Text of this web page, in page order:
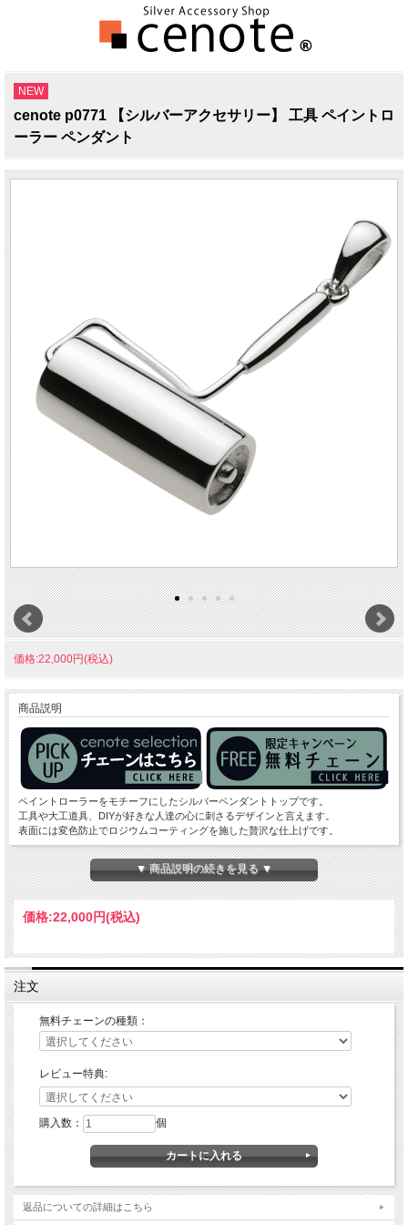
NEW
cenote p0771 【シルバーアクセサリー】 工具 ペイントロ
ーラー ペンダント
価格:22,000円(税込)
商品説明
ペイントローラーをモチーフにしたシルバーペンダントトップです。
工具や大工道具、DIYが好きな人達の心に刺さるデザインと言えます。
表面には変色防止でロジウムコーティングを施した贅沢な仕上げです。
素材:スターリングシルバー925 ロジウムコーティング
サイズ[縦:39mm 横:24mm 厚さ:8mm 重さ:6g] ※サイズには多少の個体差が
あります。
▼ 商品説明の続きを見る ▼
価格:22,000円(税込)
注文
無料チェーンの種類：
レビュー特典:
購入数： 個
返品についての詳細はこちら